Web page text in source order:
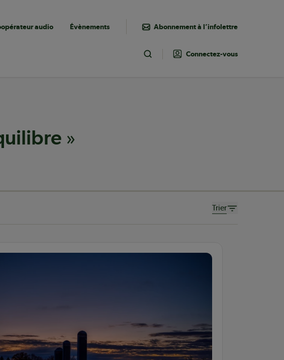
audio Évènements Abonnement à l’infolettre
Toggle Search
Connectez-vous
»
Trier